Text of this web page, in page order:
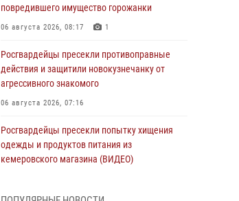
повредившего имущество горожанки
06 августа 2026, 08:17 1
Росгвардейцы пресекли противоправные
действия и защитили новокузнечанку от
агрессивного знакомого
06 августа 2026, 07:16
Росгвардейцы пресекли попытку хищения
одежды и продуктов питания из
кемеровского магазина (ВИДЕО)